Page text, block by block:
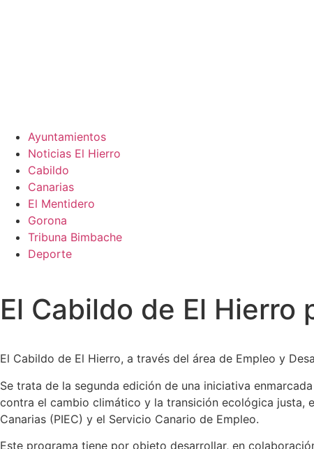
Ayuntamientos
Noticias El Hierro
Cabildo
Canarias
El Mentidero
Gorona
Tribuna Bimbache
Deporte
El Cabildo de El
El Cabildo de El Hierro, a través del área de Empleo y
Se trata de la segunda edición de una iniciativa
contra el cambio climático y la transición ecológica justa,
Canarias (PIEC) y el Servicio Canario de Empleo.
Este programa tiene por objeto desarrollar, en